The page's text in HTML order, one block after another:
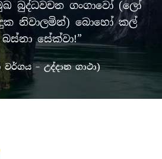
බුද්ධවචන ගංගාවෝ (ලෝ
නිවාලමින්) බොහෝ කල්
සේක්වා!”
– උද්දාන ගාථා)